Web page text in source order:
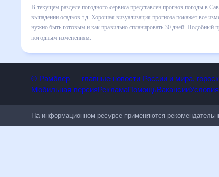
В текущем разделе погодного сервиса представлен
включает все сведения по дневной температуре ,
динамике и даст понять, какая будет погода в Савоне
спланировать 30 дней. Подобный прогноз погоды в
© Рамблер — главные новости России и мира,
На информационном ресурсе применяются